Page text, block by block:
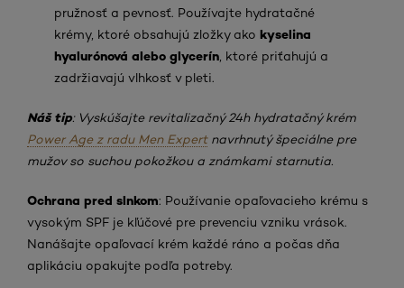
pružnosť a pevnosť. Používajte hydratačné
krémy, ktoré obsahujú zložky ako kyselina
hyalurónová alebo glycerín , ktoré priťahujú a
zadržiavajú vlhkosť v pleti.
Náš tip: Vyskúšajte revitalizačný 24h hydratačný krém
Power Age z radu Men Expertnavrhnutý špeciálne pre
mužov so suchou pokožkou a známkami starnutia.
Ochrana pred slnkom: Používanie opaľovacieho krému s
vysokým SPF je kľúčové pre prevenciu vzniku vrások.
Nanášajte opaľovací krém každé ráno a počas dňa
aplikáciu opakujte podľa potreby.